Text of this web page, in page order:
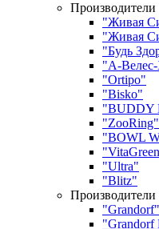
Производители
"Живая
"Живая
"Будь
"А-
"Ortipo"
"Bisko"
"BUDDY
"ZooRing"
"BOWL
"Ultra"
"Blitz"
"Grandorf